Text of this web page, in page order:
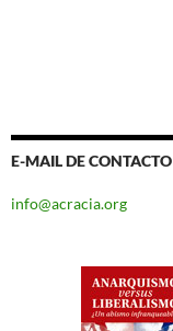
E-MAIL DE CONTACTO
info@acracia.org